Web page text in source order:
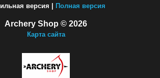
версия | Полная версия
Archery Shop © 2026
Карта сайта